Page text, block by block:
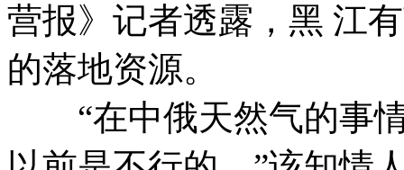
营报》记者透露，黑 江
的落地资源。
“在中俄天然气的事情